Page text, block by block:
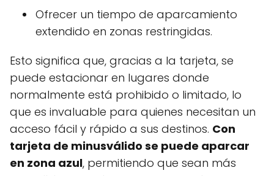
Ofrecer un tiempo de aparcamiento
extendido en zonas restringidas.
Esto significa que, gracias a la tarjeta, se
puede estacionar en lugares donde
normalmente está prohibido o limitado, lo
que es invaluable para quienes necesitan un
acceso fácil y rápido a sus destinos. Con
tarjeta de minusválido se puede aparcar
en zona azul, permitiendo que sean más